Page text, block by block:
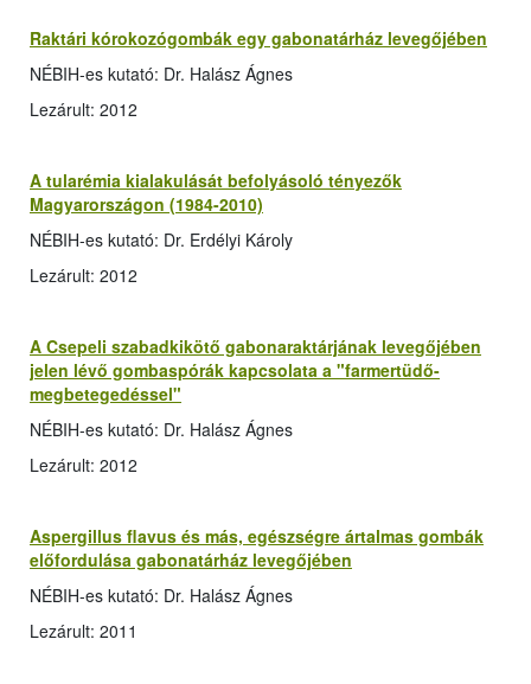
Raktári kórokozógombák egy gabonatárház levegőjében
NÉBIH-es kutató: Dr. Halász Ágnes
Lezárult: 2012
A tularémia kialakulását befolyásoló tényezők
Magyarországon (1984-2010)
NÉBIH-es kutató: Dr. Erdélyi Károly
Lezárult: 2012
A Csepeli szabadkikötő gabonaraktárjának levegőjében
jelen lévő gombaspórák kapcsolata a "farmertüdő-
megbetegedéssel"
NÉBIH-es kutató: Dr. Halász Ágnes
Lezárult: 2012
Aspergillus flavus és más, egészségre ártalmas gombák
előfordulása gabonatárház levegőjében
NÉBIH-es kutató: Dr. Halász Ágnes
Lezárult: 2011